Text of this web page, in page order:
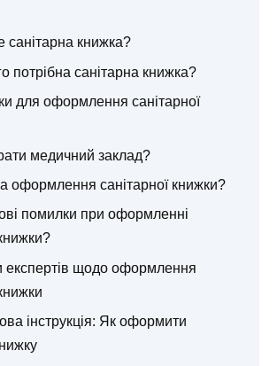
санітарна книжка?
потрібна санітарна книжка?
для оформлення санітарної
медичний заклад?
оформлення санітарної книжки?
помилки при оформленні
експертів щодо оформлення
інструкція: Як оформити